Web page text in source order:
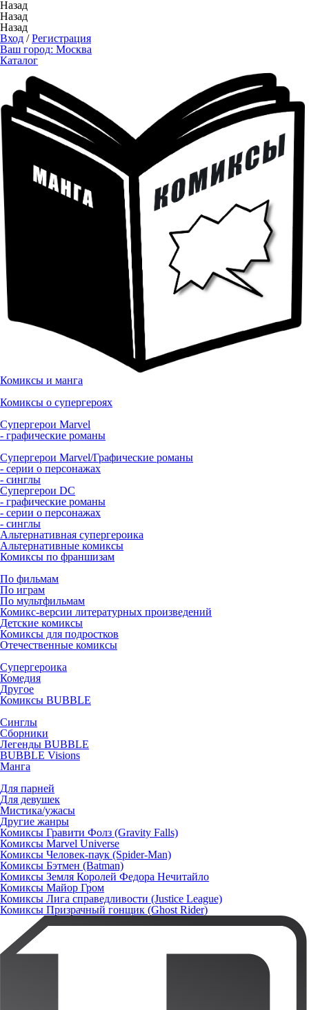
Назад
Назад
Назад
Вход /Регистрация
Ваш город: Москва
Каталог
Комиксы и манга
Комиксы о супергероях
Супергерои Marvel
- графические романы
Супергерои Marvel/Графические романы
- серии о персонажах
- синглы
Супергерои DC
- графические романы
- серии о персонажах
- синглы
Альтернативная супергероика
Альтернативные комиксы
Комиксы по франшизам
По фильмам
По играм
По мультфильмам
Комикс-версии литературных произведений
Детские комиксы
Комиксы для подростков
Отечественные комиксы
Супергероика
Комедия
Другое
Комиксы BUBBLE
Синглы
Сборники
Легенды BUBBLE
BUBBLE Visions
Манга
Для парней
Для девушек
Мистика/ужасы
Другие жанры
Комиксы Гравити Фолз (Gravity Falls)
Комиксы Marvel Universe
Комиксы Человек-паук (Spider-Man)
Комиксы Бэтмен (Batman)
Комиксы Земля Королей Федора Нечитайло
Комиксы Майор Гром
Комиксы Лига справедливости (Justice League)
Комиксы Призрачный гонщик (Ghost Rider)